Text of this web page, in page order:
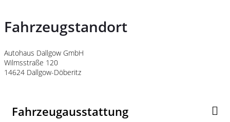
Fahrzeugstandort
Autohaus Dallgow GmbH
Wilmsstraße 120
14624 Dallgow-Döberitz
Fahrzeugausstattung